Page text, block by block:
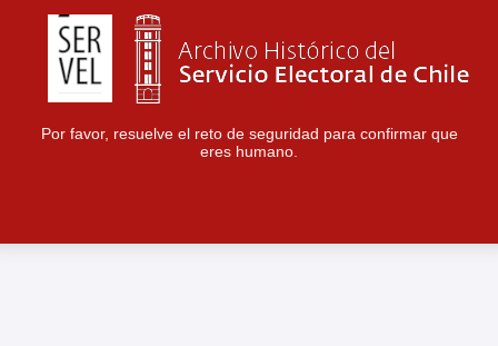
Por favor, resuelve el reto de seguridad para confirmar que
eres humano.